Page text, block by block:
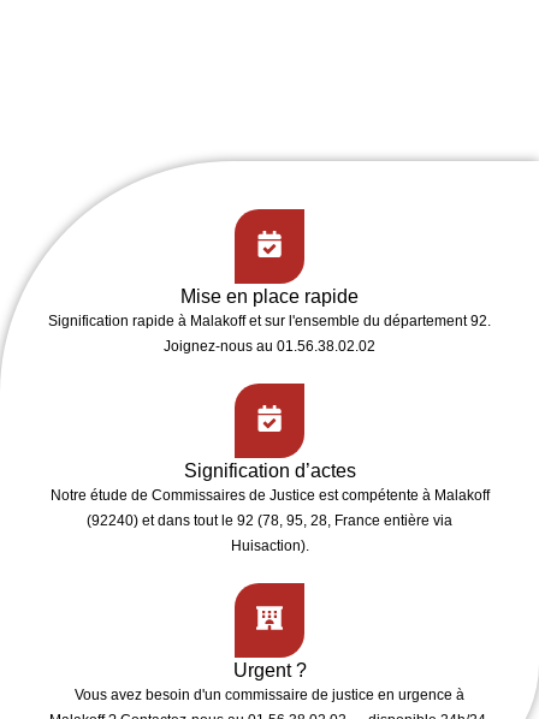
Mise en place rapide
Signification rapide à Malakoff et sur l'ensemble du département 92.
Joignez-nous au 01.56.38.02.02
Signification d’actes
Notre étude de Commissaires de Justice est compétente à Malakoff
(92240) et dans tout le 92 (78, 95, 28, France entière via
Huisaction).
Urgent ?
Vous avez besoin d'un commissaire de justice en urgence à